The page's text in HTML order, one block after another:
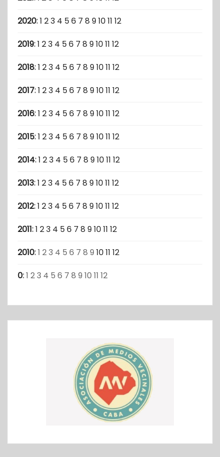
2020:1 23 4 56 7 8 91011 12
2019:1 23 4 56 7 8 91011 12
2018:1 23 4 56 7 8 91011 12
2017:1 23 4 56 7 8 91011 12
2016:1 23 4 56 7 8 91011 12
2015:1 23 4 56 7 8 91011 12
2014:1 23 4 56 7 8 91011 12
2013:1 23 4 56 7 8 91011 12
2012:1 23 4 56 7 8 91011 12
2011:1 23 4 56 7 8 91011 12
2010:1 23 4 5 6 7 8 9 1011 12
0:1 23 4 5 6 7 8 9 10 11 12